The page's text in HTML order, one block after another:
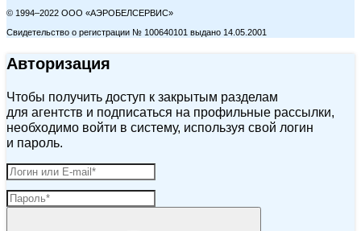
© 1994–2022 ООО «АЭРОБЕЛСЕРВИС»
Свидетельство о регистрации № 100640101 выдано 14.05.2001
Авторизация
Чтобы получить доступ к закрытым разделам
для агентств и подписаться на профильные рассылки,
необходимо войти в систему, используя свой логин
и пароль.